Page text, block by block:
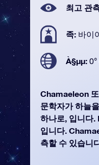
최고 관
족: 바이
À§µµ:
Chamaeleon
문학자가 하늘
하나로, 입니다.
입니다.
측할 수 있습니